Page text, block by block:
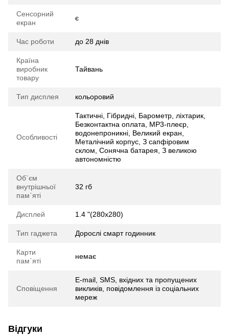
Сенсорний
екран
є
Час роботи до 28 днів
Країна
виробник
товару
Тайвань
Тип дисплея кольоровий
Особливості
Тактичні, Гібридні, Барометр, ліхтарик,
Безконтактна оплата, MP3-плеєр,
водонепроникні, Великий екран,
Металічний корпус, З сапфіровим
склом, Сонячна батарея, З великою
автономністю
Об`єм
внутрішньої
пам`яті
32 гб
Дисплей 1.4 "(280х280)
Тип гаджета Дорослі смарт годинник
Карти
пам`яті
немає
Сповіщення
E-mail, SMS, вхідних та пропущених
викликів, повідомлення із соціальних
мереж
Відгуки